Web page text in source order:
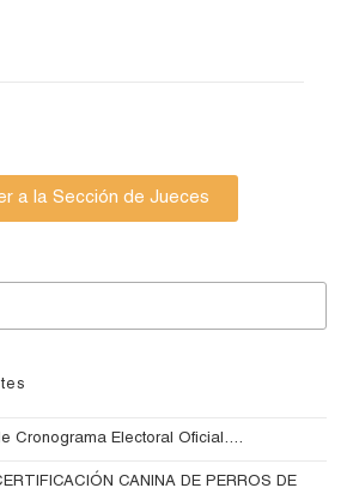
a la Sección de Jueces
Cronograma Electoral Oficial….
CANINA DE PERROS DE